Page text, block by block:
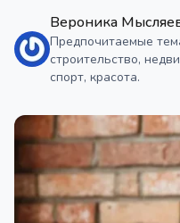
Вероника
Предпочитаемые
строительство,
спорт, красота.